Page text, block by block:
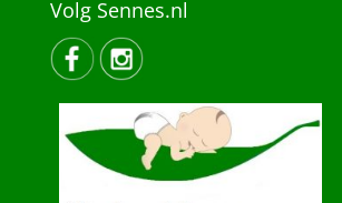
Volg Sennes.nl